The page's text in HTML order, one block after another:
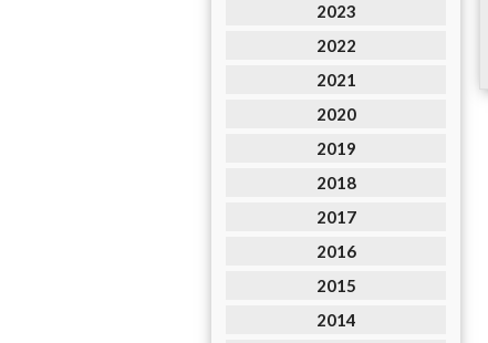
2023
2022
2021
2020
2019
2018
2017
2016
2015
2014